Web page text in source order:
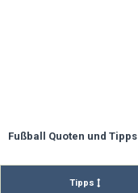
Fußball Quoten und Tipps
Tipps